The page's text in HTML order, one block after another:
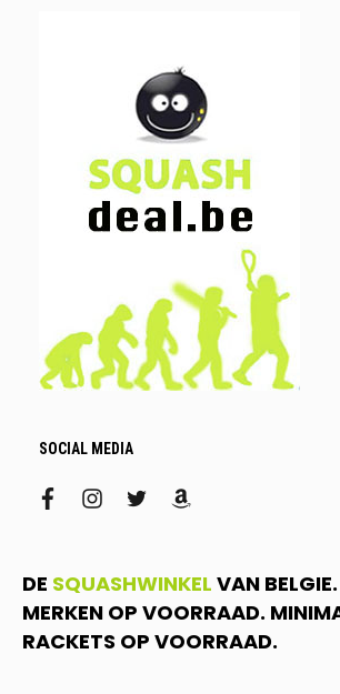
SOCIAL MEDIA
facebookinstagram
twitteramazon
DE SQUASHWINKEL VAN
MERKEN OP VOORRAAD.
RACKETS OP VOORRAAD.